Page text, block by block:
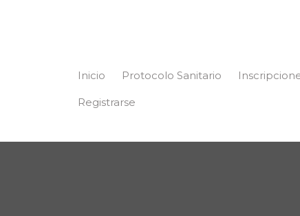
Inicio Protocolo Sanitario
Registrarse